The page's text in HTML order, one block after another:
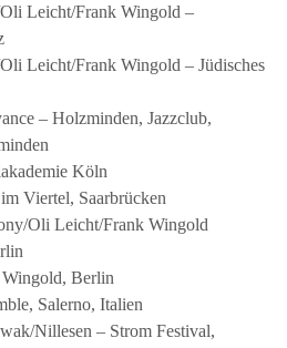
Leicht/Frank Wingold –
Leicht/Frank Wingold – Jüdisches
– Holzminden, Jazzclub,
Köln
Viertel, Saarbrücken
Oli Leicht/Frank Wingold
Wingold, Berlin
Salerno, Italien
Nillesen – Strom Festival,